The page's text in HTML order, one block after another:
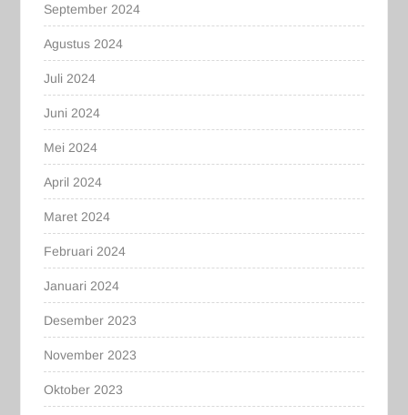
September 2024
Agustus 2024
Juli 2024
Juni 2024
Mei 2024
April 2024
Maret 2024
Februari 2024
Januari 2024
Desember 2023
November 2023
Oktober 2023